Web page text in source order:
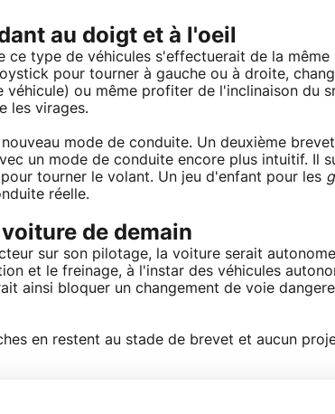
au doigt et à l'oeil
ce type de véhicules s'effectuerait de la même
pour tourner à gauche ou à droite,
véhicule) ou même profiter de l'inclinaison du
les virages.
mode de conduite. Un deuxième
un mode de conduite encore plus intuitif. Il
tourner le volant. Un jeu d'enfant pour les
réelle.
de demain
sur son pilotage, la voiture serait
et le freinage, à l'instar des véhicules
ainsi bloquer un changement de voie
en restent au stade de brevet et aucun